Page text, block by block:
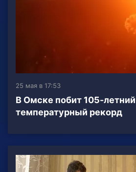
25 мая в 17:53
В Омске побит 105-летний
температурный рекорд